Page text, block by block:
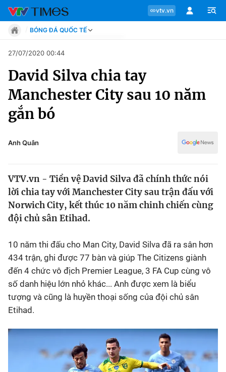
vtv.vn
Chuyên mục
Tin tức
Chân dung
Sự kiện
Bóng đá
Thể thao Điện tử
Các môn khác
VIDEO
BÓNG ĐÁ QUỐC TẾ
Move
Phong cách
Sự kiện
Bóng đá
27/07/2020 00:44
David Silva chia tay
Manchester City sau 10 năm
gắn bó
Anh Quân
VTV.vn - Tiền vệ David Silva đã chính thức nói
lời chia tay với Manchester City sau trận đấu với
Norwich City, kết thúc 10 năm chinh chiến cùng
đội chủ sân Etihad.
10 năm thi đấu cho Man City, David Silva đã ra sân hơn
434 trận, ghi được 77 bàn và giúp The Citizens giành
đến 4 chức vô địch Premier League, 3 FA Cup cùng vô
số danh hiệu lớn nhỏ khác... Anh được xem là biểu
tượng và cũng là huyền thoại sống của đội chủ sân
Etihad.